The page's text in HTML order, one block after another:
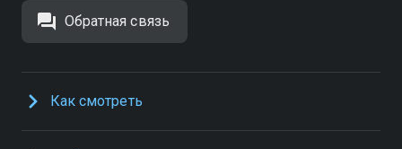
Обратная связь
Как смотреть